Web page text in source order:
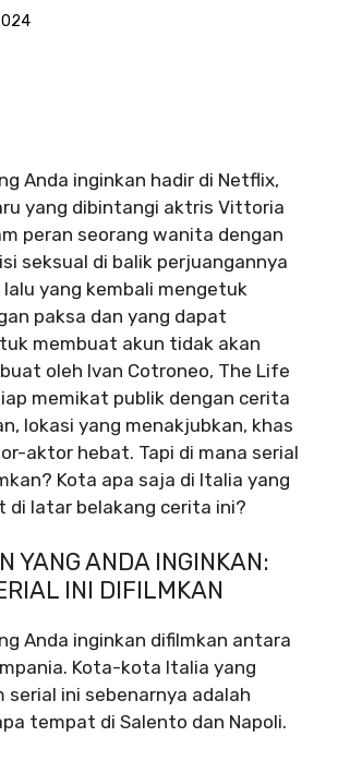
Anda inginkan hadir di Netflix,
yang dibintangi aktris Vittoria
peran seorang wanita dengan
seksual di balik perjuangannya
yang kembali mengetuk
paksa dan yang dapat
membuat akun tidak akan
oleh Ivan Cotroneo, The Life
memikat publik dengan cerita
lokasi yang menakjubkan, khas
aktor hebat. Tapi di mana serial
Kota apa saja di Italia yang
di latar belakang cerita ini?
YANG ANDA INGINKAN:
INI DIFILMKAN
Anda inginkan difilmkan antara
Kota-kota Italia yang
ini sebenarnya adalah
tempat di Salento dan Napoli.